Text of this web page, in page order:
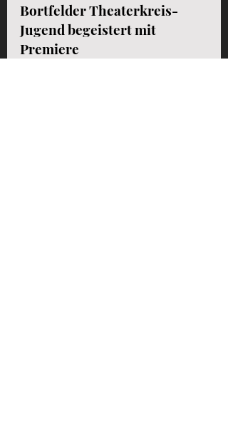
Bortfelder Theaterkreis-
Jugend begeistert mit
Premiere